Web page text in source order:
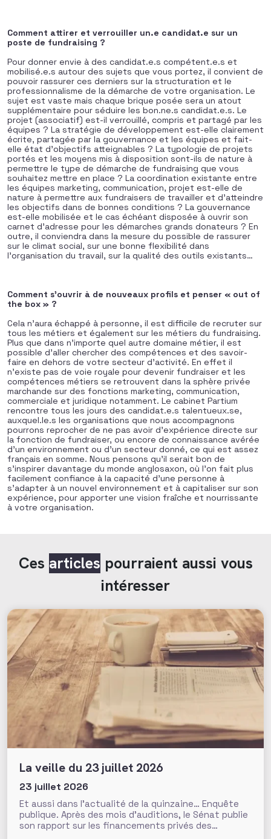
Comment attirer et verrouiller un.e candidat.e sur un
poste de fundraising ?
Pour donner envie à des candidat.e.s compétent.e.s et
mobilisé.e.s autour des sujets que vous portez, il convient de
pouvoir rassurer ces derniers sur la structuration et le
professionnalisme de la démarche de votre organisation. Le
sujet est vaste mais chaque brique posée sera un atout
supplémentaire pour séduire les bon.ne.s candidat.e.s. Le
projet (associatif) est-il verrouillé, compris et partagé par les
équipes ? La stratégie de développement est-elle clairement
écrite, partagée par la gouvernance et les équipes et fait-
elle état d’objectifs atteignables ? La typologie de projets
portés et les moyens mis à disposition sont-ils de nature à
permettre le type de démarche de fundraising que vous
souhaitez mettre en place ? La coordination existante entre
les équipes marketing, communication, projet est-elle de
nature à permettre aux fundraisers de travailler et d’atteindre
les objectifs dans de bonnes conditions ? La gouvernance
est-elle mobilisée et le cas échéant disposée à ouvrir son
carnet d’adresse pour les démarches grands donateurs ? En
outre, il conviendra dans la mesure du possible de rassurer
sur le climat social, sur une bonne flexibilité dans
l’organisation du travail, sur la qualité des outils existants…
Comment s’ouvrir à de nouveaux profils et penser « out of
the box » ?
Cela n’aura échappé à personne, il est difficile de recruter sur
tous les métiers et également sur les métiers du fundraising.
Plus que dans n’importe quel autre domaine métier, il est
possible d’aller chercher des compétences et des savoir-
faire en dehors de votre secteur d’activité. En effet il
n’existe pas de voie royale pour devenir fundraiser et les
compétences métiers se retrouvent dans la sphère privée
marchande sur des fonctions marketing, communication,
commerciale et juridique notamment. Le cabinet Partium
rencontre tous les jours des candidat.e.s talentueux.se,
auxquel.le.s les organisations que nous accompagnons
pourrons reprocher de ne pas avoir d’expérience directe sur
la fonction de fundraiser, ou encore de connaissance avérée
d’un environnement ou d’un secteur donné, ce qui est assez
français en somme. Nous pensons qu’il serait bon de
s’inspirer davantage du monde anglosaxon, où l’on fait plus
facilement confiance à la capacité d’une personne à
s’adapter à un nouvel environnement et à capitaliser sur son
expérience, pour apporter une vision fraîche et nourrissante
à votre organisation.
Ces articles pourraient aussi vous
intéresser
La veille du 23 juillet 2026
23 juillet 2026
Et aussi dans l’actualité de la quinzaine… Enquête
publique. Après des mois d’auditions, le Sénat publie
son rapport sur les financements privés des